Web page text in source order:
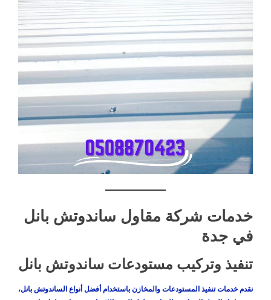
خدمات شركة مقاول ساندوتش بانل
في جدة
تنفيذ وتركيب مستودعات ساندوتش بانل
نقدم خدمات تنفيذ المستودعات والمخازن باستخدام أفضل أنواع الساندوتش بانل،